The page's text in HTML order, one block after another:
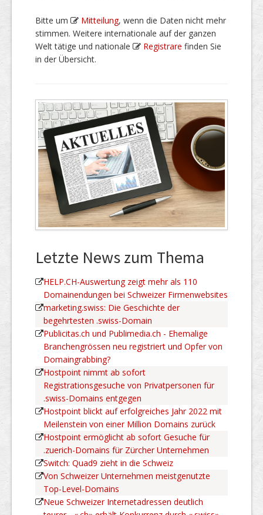
Bitte um Mitteilung, wenn die Daten nicht mehr
stimmen. Weitere internationale auf der ganzen
Welt tätige und nationale
Registrare finden Sie
in der Übersicht.
Letzte News zum Thema
HELP.CH-Auswertung zeigt mehr als 110
Domainendungen bei Schweizer Firmenwebsites
marketing.swiss: Die Geschichte der
begehrtesten .swiss-Domain
Publicitas.ch und Publimedia.ch - Ehemalige
Branchengrössen neu registriert und Opfer von
Domaingrabbing?
Hostpoint nimmt ab sofort
Registrationsgesuche von Privatpersonen für
.swiss-Domains entgegen
Hostpoint blickt auf erfolgreiches Jahr 2022 mit
Meilenstein von einer Million Domains zurück
Hostpoint ermöglicht ab sofort Gesuche für
.zuerich-Domains für Zürcher Unternehmen
Switch: Quad9 zieht in die Schweiz
Von Schweizer Unternehmen meistgenutzte
Top-Level-Domains
Neue Schweizer Internetadressen deutlich